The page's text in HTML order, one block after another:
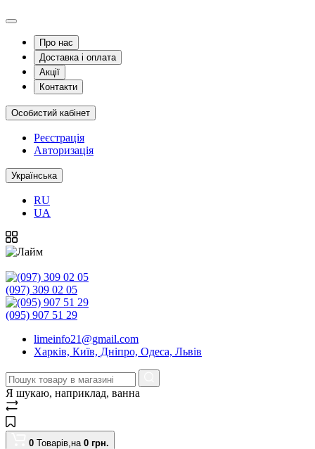
Про нас
Доставка і оплата
Акції
Контакти
Особистий кабінет
Реєстрація
Авторизація
Українська
RU
UA
(097) 309 02 05
(095) 907 51 29
limeinfo21@gmail.com
Харків, Київ, Дніпро, Одеса, Львів
Я шукаю, наприклад, ванна
0 Товарів,на 0 грн.